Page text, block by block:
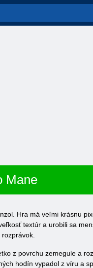
Mane
Hra má veľmi krásnu
textúr a urobili sa
z povrchu zemegule a
hodín vypadol z víru a